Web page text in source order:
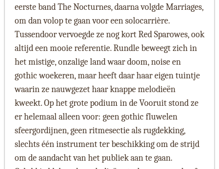
eerste band The Nocturnes, daarna volgde Marriages,
om dan volop te gaan voor een solocarrière.
Tussendoor vervoegde ze nog kort Red Sparowes, ook
altijd een mooie referentie. Rundle beweegt zich in
het mistige, onzalige land waar doom, noise en
gothic woekeren, maar heeft daar haar eigen tuintje
waarin ze nauwgezet haar knappe melodieën
kweekt. Op het grote podium in de Vooruit stond ze
er helemaal alleen voor: geen gothic fluwelen
sfeergordijnen, geen ritmesectie als rugdekking,
slechts één instrument ter beschikking om de strijd
om de aandacht van het publiek aan te gaan.